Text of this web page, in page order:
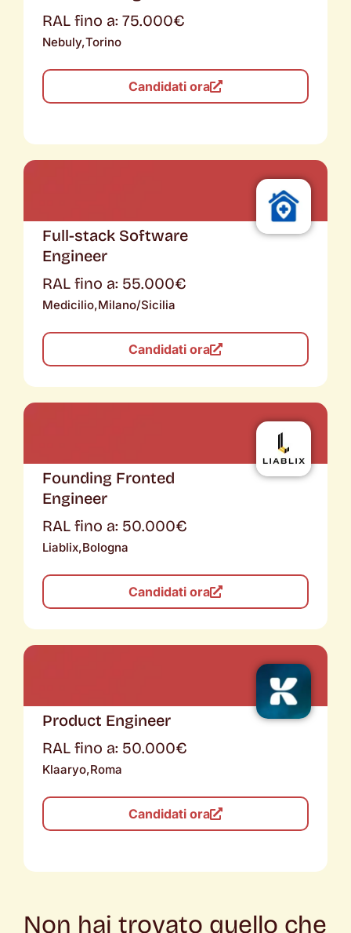
RAL fino a: 75.000€
Nebuly,Torino
Candidati ora
Full-stack Software
Engineer
RAL fino a: 55.000€
Medicilio,Milano/Sicilia
Candidati ora
Founding Fronted
Engineer
RAL fino a: 50.000€
Liablix,Bologna
Candidati ora
Product Engineer
RAL fino a: 50.000€
Klaaryo,Roma
Candidati ora
Non hai trovato quello che